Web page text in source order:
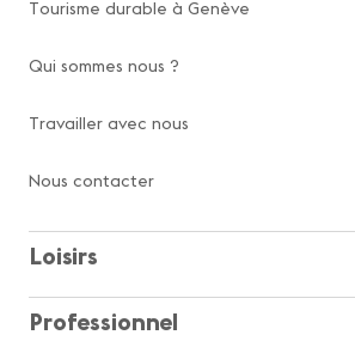
Tourisme durable à Genève
Qui sommes nous ?
Travailler avec nous
Nous contacter
Loisirs
Professionnel